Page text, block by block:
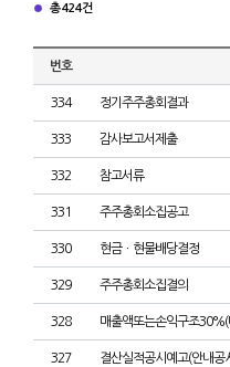
총 424건
번호
334 정기주주총회결과
333 감사보고서제출
332 참고서류
331 주주총회소집공고
330 현금ㆍ현물배당결정
329 주주총회소집결의
328 매출액또는손익구조
327 결산실적공시예고(안내공